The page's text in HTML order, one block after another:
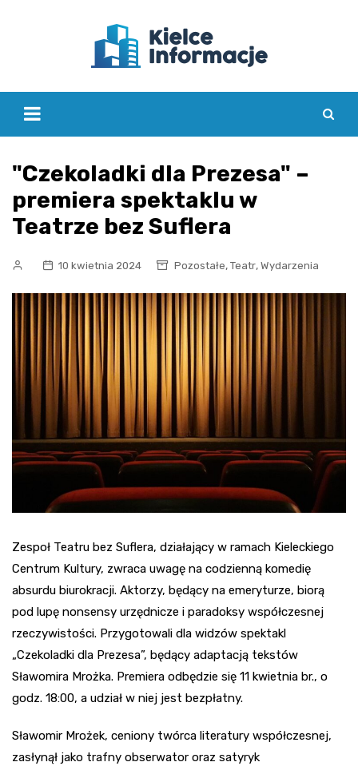
"Czekoladki dla Prezesa" –
premiera spektaklu w
Teatrze bez Suflera
10 kwietnia 2024 Pozostałe, Teatr, Wydarzenia
Zespoł Teatru bez Suflera, działający w ramach Kieleckiego
Centrum Kultury, zwraca uwagę na codzienną komedię
absurdu biurokracji. Aktorzy, będący na emeryturze, biorą
pod lupę nonsensy urzędnicze i paradoksy współczesnej
rzeczywistości. Przygotowali dla widzów spektakl
„Czekoladki dla Prezesa”, będący adaptacją tekstów
Sławomira Mrożka. Premiera odbędzie się 11 kwietnia br., o
godz. 18:00, a udział w niej jest bezpłatny.
Sławomir Mrożek, ceniony twórca literatury współczesnej,
zasłynął jako trafny obserwator oraz satyryk